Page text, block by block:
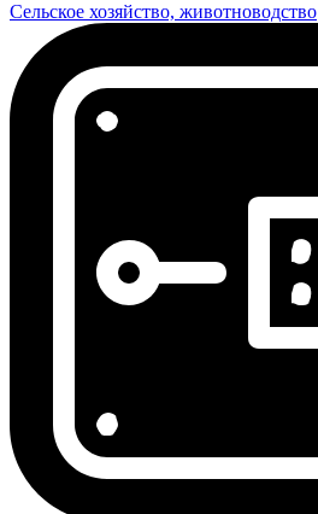
Сельское хозяйство, животноводство